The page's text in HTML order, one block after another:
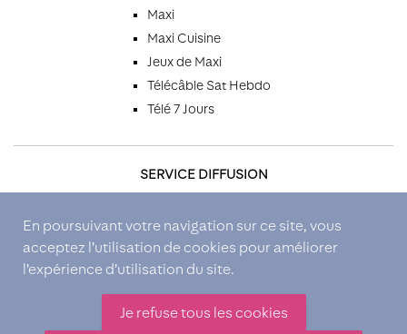
En poursuivant votre navigation sur ce site, vous
acceptez l’utilisation de cookies pour améliorer
l’expérience d’utilisation du site.
Maxi
Maxi Cuisine
Jeux de Maxi
Télécâble Sat Hebdo
Télé 7 Jours
SERVICE DIFFUSION
Par email
Par courrier